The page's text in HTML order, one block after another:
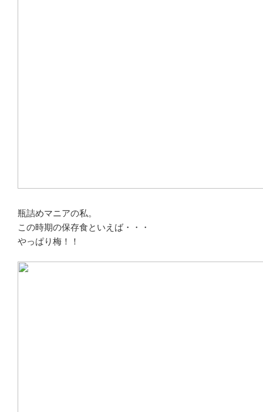
瓶詰めマニアの私。
この時期の保存食といえば・・・
やっぱり梅！！